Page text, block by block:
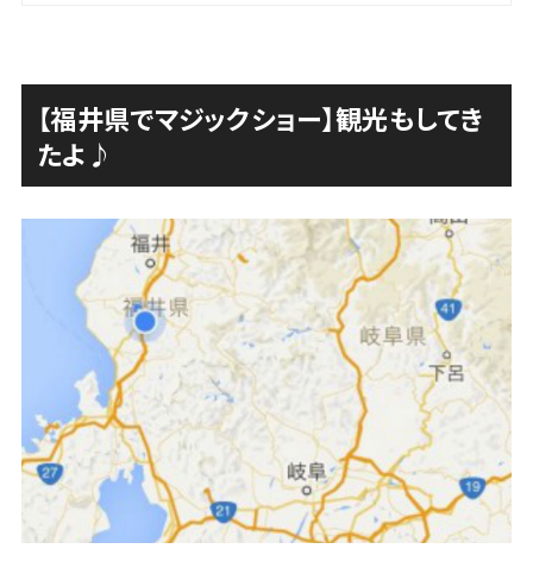
【福井県でマジックショー】観光もしてき
たよ♪